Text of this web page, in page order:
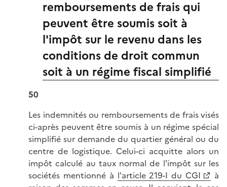
remboursements de frais qui
peuvent être soumis soit à
l'impôt sur le revenu dans les
conditions de droit commun
soit à un régime fiscal simplifié
50
Les indemnités ou remboursements de frais visés
ci-après peuvent être soumis à un régime spécial
simplifié sur demande du quartier général ou du
centre de logistique. Celui-ci acquitte alors un
impôt calculé au taux normal de l'impôt sur les
sociétés mentionné à l'article 219-I du CGI
à